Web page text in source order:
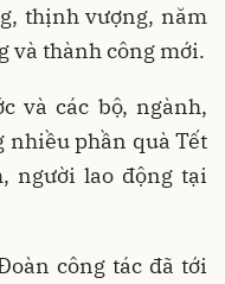
thịnh vượng, năm
và thành công mới.
và các bộ, ngành,
nhiều phần quà Tết
người lao động tại
công tác đã tới